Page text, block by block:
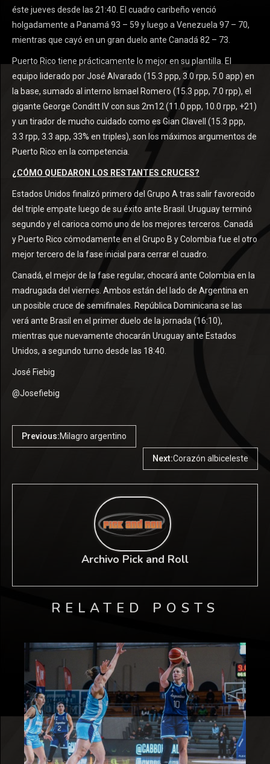
éste jueves desde las 21:40. El cuadro caribeño venció
holgadamente a Panamá 93 – 59 y luego a Venezuela 97 – 70,
mientras que cayó en un gran duelo ante Canadá 82 – 73.
Puerto Rico tiene prácticamente lo mejor en su plantilla. El
equipo liderado por José Alvarado (15.3 ppp, 3.0 rpp, 5.0 app) en
la base, sumado al interno Ismael Romero (15.3 ppp, 7.0 rpp), el
gigante George Conditt IV con sus 2m12 (11.0 ppp, 10.0 rpp, +21)
y un tirador de mucho cuidado como es Gian Clavell (15.3 ppp,
3.3 rpp, 3.3 app, 33% en triples), son los máximos argumentos de
Puerto Rico en la competencia.
¿CÓMO QUEDARON LOS RESTANTES CRUCES?
Estados Unidos finalizó primero del Grupo A tras salir favorecido
del triple empate luego de su éxito ante Brasil. Uruguay terminó
segundo y el carioca como uno de los mejores terceros. Canadá
y Puerto Rico cómodamente en el Grupo B y Colombia fue el otro
mejor tercero de la fase inicial para cerrar el cuadro.
Canadá, el mejor de la fase regular, chocará ante Colombia en la
madrugada del viernes. Ambos están del lado de Argentina en
un posible cruce de semifinales. República Dominicana se las
verá ante Brasil en el primer duelo de la jornada (16:10),
mientras que nuevamente chocarán Uruguay ante Estados
Unidos, a segundo turno desde las 18:40.
José Fiebig
@Josefiebig
Previous:Milagro argentino
Next:Corazón albiceleste
Archivo Pick and Roll
RELATED POSTS